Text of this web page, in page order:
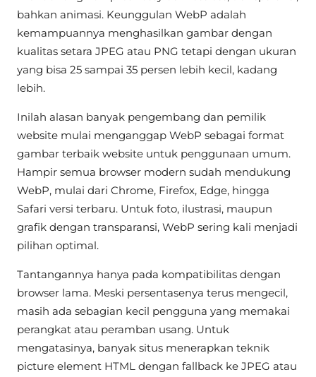
bahkan animasi. Keunggulan WebP adalah
kemampuannya menghasilkan gambar dengan
kualitas setara JPEG atau PNG tetapi dengan ukuran
yang bisa 25 sampai 35 persen lebih kecil, kadang
lebih.
Inilah alasan banyak pengembang dan pemilik
website mulai menganggap WebP sebagai format
gambar terbaik website untuk penggunaan umum.
Hampir semua browser modern sudah mendukung
WebP, mulai dari Chrome, Firefox, Edge, hingga
Safari versi terbaru. Untuk foto, ilustrasi, maupun
grafik dengan transparansi, WebP sering kali menjadi
pilihan optimal.
Tantangannya hanya pada kompatibilitas dengan
browser lama. Meski persentasenya terus mengecil,
masih ada sebagian kecil pengguna yang memakai
perangkat atau peramban usang. Untuk
mengatasinya, banyak situs menerapkan teknik
picture element HTML dengan fallback ke JPEG atau